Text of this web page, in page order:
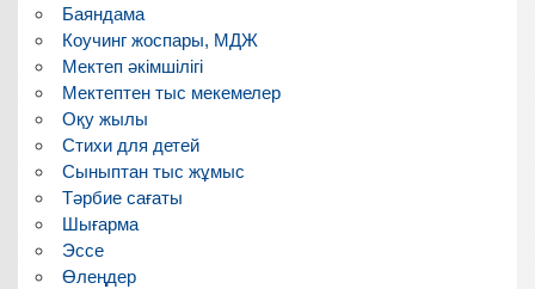
Баяндама
Коучинг жоспары, МДЖ
Мектеп әкімшілігі
Мектептен тыс мекемелер
Оқу жылы
Стихи для детей
Сыныптан тыс жұмыс
Тәрбие сағаты
Шығарма
Эссе
Өлеңдер